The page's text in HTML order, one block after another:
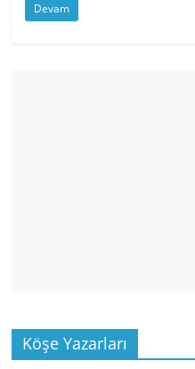
Devam
Köşe Yazarları